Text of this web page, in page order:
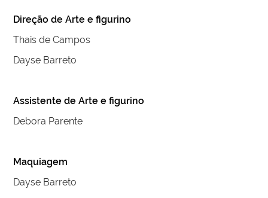
Direção de Arte e figurino
Thais de Campos
Dayse Barreto
Assistente de Arte e figurino
Debora Parente
Maquiagem
Dayse Barreto